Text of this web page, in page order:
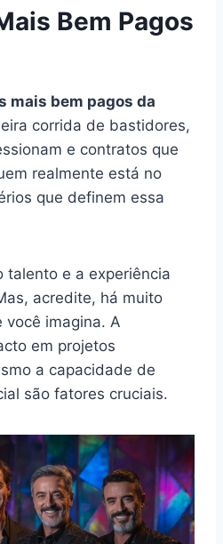
Bem Pagos
mais bem pagos da
corrida de bastidores,
e contratos que
realmente está no
que definem essa
talento e a experiência
acredite, há muito
você imagina. A
em projetos
a capacidade de
são fatores cruciais.